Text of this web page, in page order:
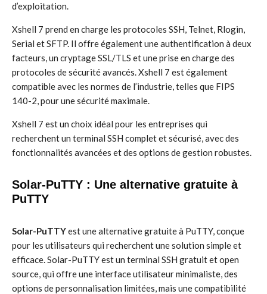
d’exploitation.
Xshell 7 prend en charge les protocoles SSH, Telnet, Rlogin,
Serial et SFTP. Il offre également une authentification à deux
facteurs, un cryptage SSL/TLS et une prise en charge des
protocoles de sécurité avancés. Xshell 7 est également
compatible avec les normes de l’industrie, telles que FIPS
140-2, pour une sécurité maximale.
Xshell 7 est un choix idéal pour les entreprises qui
recherchent un terminal SSH complet et sécurisé, avec des
fonctionnalités avancées et des options de gestion robustes.
Solar-PuTTY : Une alternative gratuite à
PuTTY
Solar-PuTTYest une alternative gratuite à PuTTY, conçue
pour les utilisateurs qui recherchent une solution simple et
efficace. Solar-PuTTY est un terminal SSH gratuit et open
source, qui offre une interface utilisateur minimaliste, des
options de personnalisation limitées, mais une compatibilité